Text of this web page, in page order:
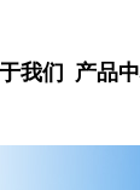
我们 产品